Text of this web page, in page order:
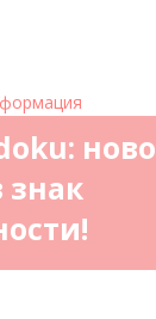
знак